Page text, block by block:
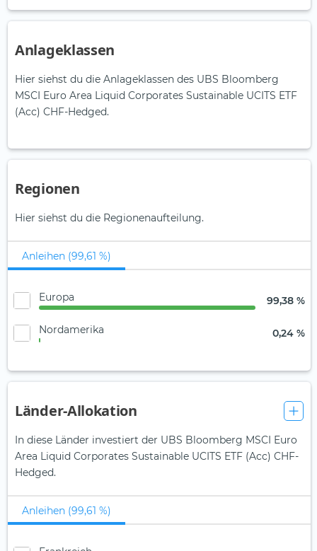
Anlageklassen
Hier siehst du die Anlageklassen des UBS Bloomberg
MSCI Euro Area Liquid Corporates Sustainable UCITS ETF
(Acc) CHF-Hedged.
Regionen
Hier siehst du die Regionenaufteilung.
Anleihen (99,61 %)
Europa 99,38 %
Nordamerika 0,24 %
Länder-Allokation
In diese Länder investiert der UBS Bloomberg MSCI Euro
Area Liquid Corporates Sustainable UCITS ETF (Acc) CHF-
Hedged.
Anleihen (99,61 %)